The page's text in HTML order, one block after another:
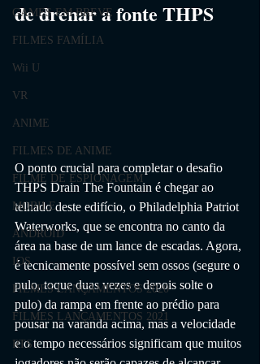
GAMES EM BREVE
FILMES FAMÍLIA
Wii U
VR
ANIME
FILMES DE ANIME
FILME DE ESPIONAGEM
MOBILE
ANDROID
IOS
FILMES LANÇAMENTOS 2020
FILMES LANÇAMENTOS 2021
RTS
de drenar a fonte THPS
O ponto crucial para completar o desafio
THPS Drain The Fountain é chegar ao
telhado deste edifício, o Philadelphia Patriot
Waterworks, que se encontra no canto da
área na base de um lance de escadas. Agora,
é tecnicamente possível sem ossos (segure o
pulo, toque duas vezes e depois solte o
pulo) da rampa em frente ao prédio para
pousar na varanda acima, mas a velocidade
e o tempo necessários significam que muitos